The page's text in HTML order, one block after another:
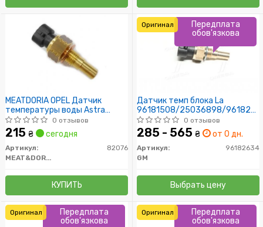
MEATDORIA OPEL Датчик
температуры воды Astra
G,Insignia,Vectra B/C,Chevrolet
Aveo,Lacetti,Daewoo
Lanos,lada
0 отзывов
215 ₴ сегодня
Артикул:
82076
MEAT&DORIA
КУПИТЬ
Датчик темп блока La
96181508/25036898/
(бол)
0 отзывов
285 - 565 ₴ от 0 дн.
Артикул:
96182634
GM
Выбрать цену
Передплата
обов'язкова
Оригинал
Передплата
обов'язкова
Оригинал
Передплата
обов'язкова
Оригинал